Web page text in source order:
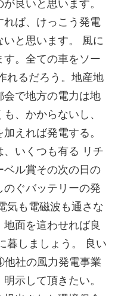
良いと思います。
ば、けっこう発電
と思います。 風に
。全ての車をソー
れるだろう。地産地
で地方の電力は地
、かからないし、
えれば発電する。
いくつも有る リチ
ベル賞その次の日の
ぐバッテリーの発
気も電磁波も通さな
面を這わせれば良
暮しましょう。 良い
社の風力発電事業
示して頂きたい。